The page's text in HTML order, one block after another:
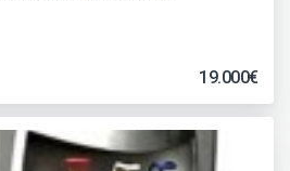
19.000€